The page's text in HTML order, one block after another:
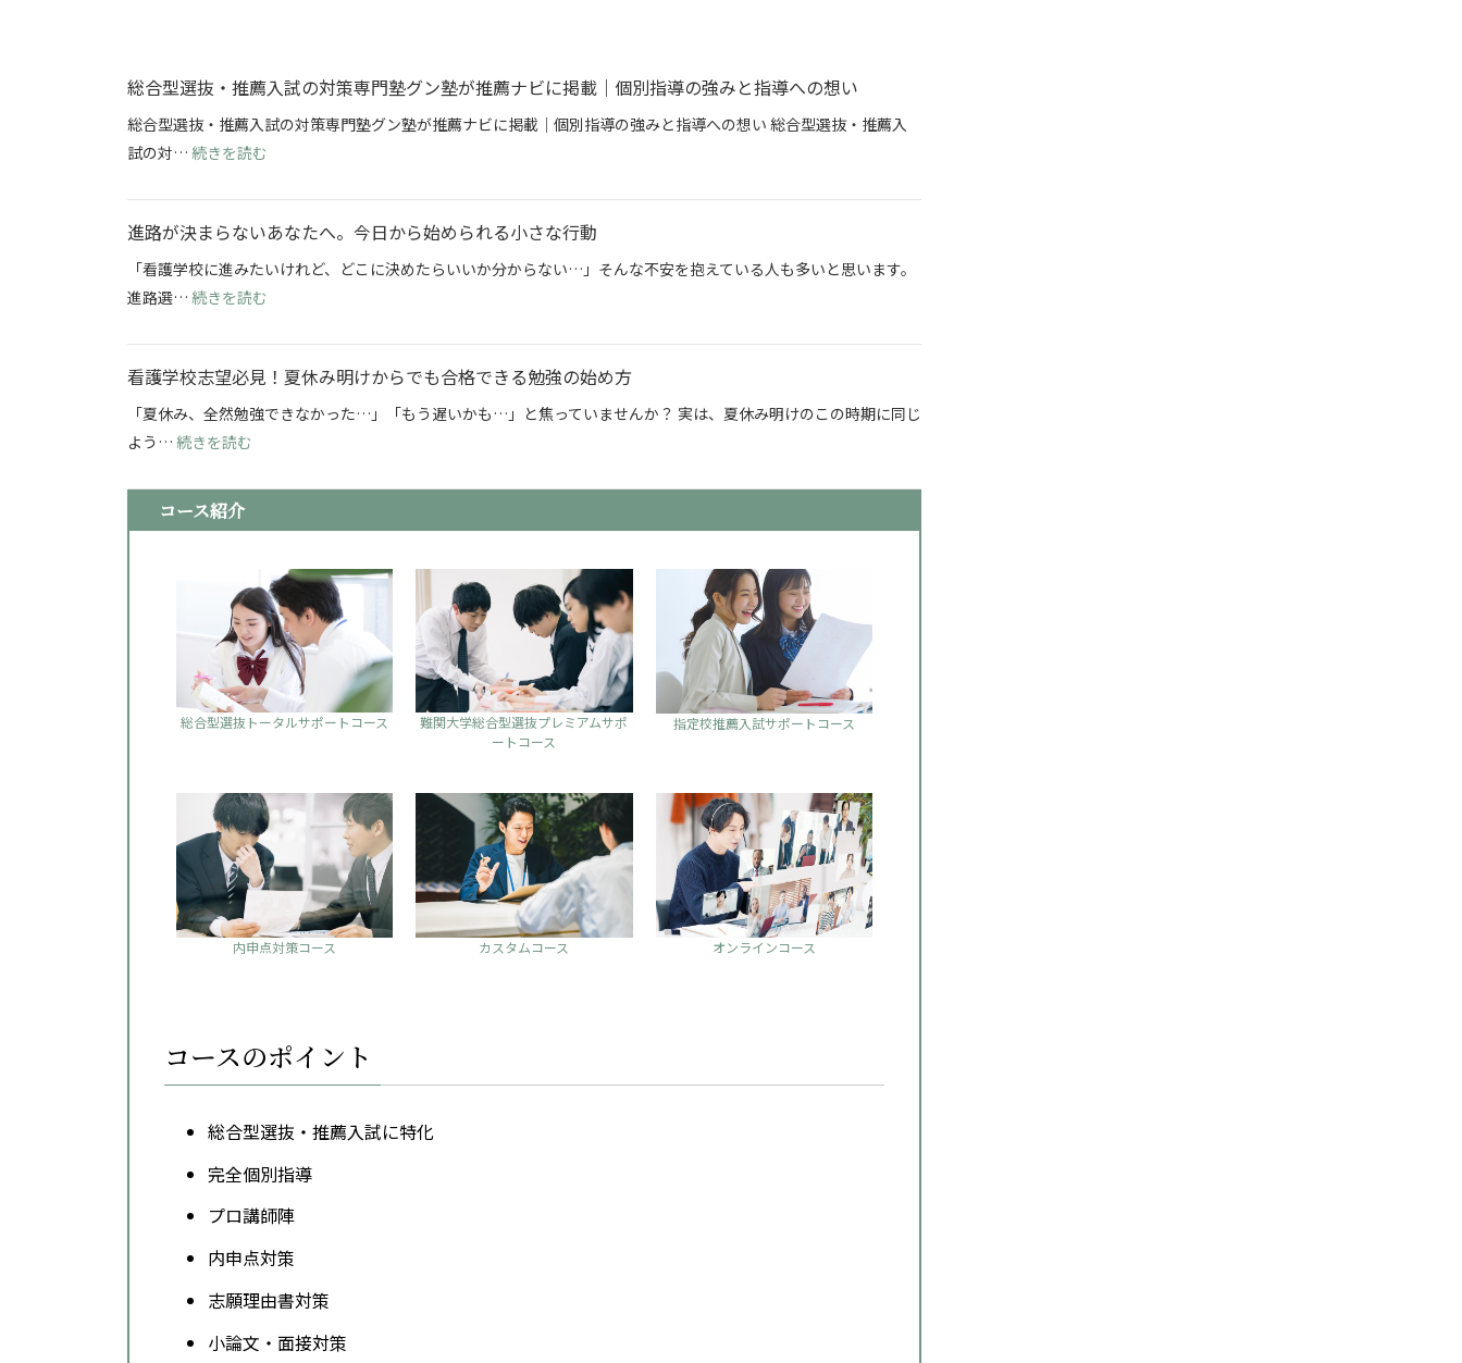
総合型選抜・推薦入試の対策専門塾グン塾が推薦ナビに掲載｜個別指導の強みと指導への想い
総合型選抜・推薦入試の対策専門塾グン塾が推薦ナビに掲載｜個別指導の強みと指導への想い 総合型選抜・推薦入
試の対… 続きを読む
進路が決まらないあなたへ。今日から始められる小さな行動
「看護学校に進みたいけれど、どこに決めたらいいか分からない…」そんな不安を抱えている人も多いと思います。
進路選… 続きを読む
看護学校志望必見！夏休み明けからでも合格できる勉強の始め方
「夏休み、全然勉強できなかった…」「もう遅いかも…」と焦っていませんか？ 実は、夏休み明けのこの時期に同じ
よう… 続きを読む
コース紹介
総合型選抜トータルサポートコース
難関大学総合型選抜プレミアムサポ
ートコース
指定校推薦入試サポートコース
内申点対策コース カスタムコース オンラインコース
コースのポイント
総合型選抜・推薦入試に特化
完全個別指導
プロ講師陣
内申点対策
志願理由書対策
小論文・面接対策